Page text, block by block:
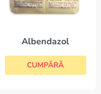
Albendazol
CUMPĂRĂ